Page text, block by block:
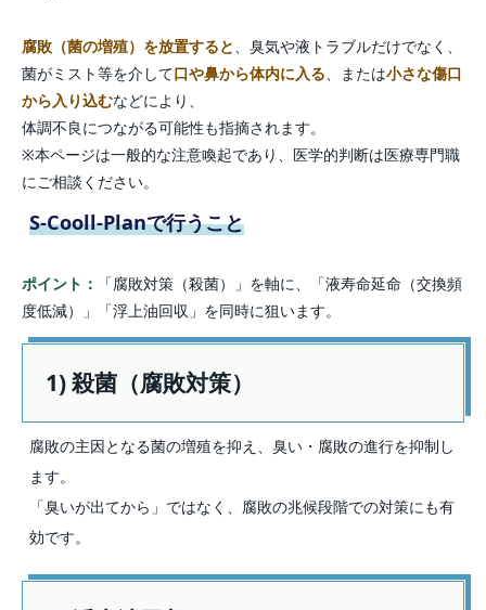
腐敗（菌の増殖）を放置すると
、臭気や液トラブルだけでなく、
菌がミスト等を介して口や鼻から体内に入る 、または小さな傷口
から入り込むなどにより、
体調不良につながる可能性も指摘されます。
※本ページは一般的な注意喚起であり、医学的判断は医療専門職
にご相談ください。
S-Cooll-Planで行うこと
ポイント：
「腐敗対策（殺菌）」を軸に、「液寿命延命（交換頻
度低減）」「浮上油回収」を同時に狙います。
1) 殺菌（腐敗対策）
腐敗の主因となる菌の増殖を抑え、臭い・腐敗の進行を抑制し
ます。
「臭いが出てから」ではなく、腐敗の兆候段階での対策にも有
効です。